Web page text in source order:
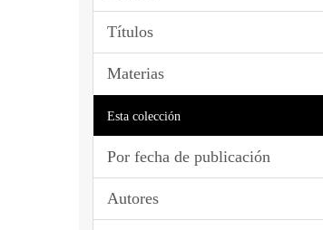
Títulos
Materias
Esta colección
Por fecha de publicación
Autores